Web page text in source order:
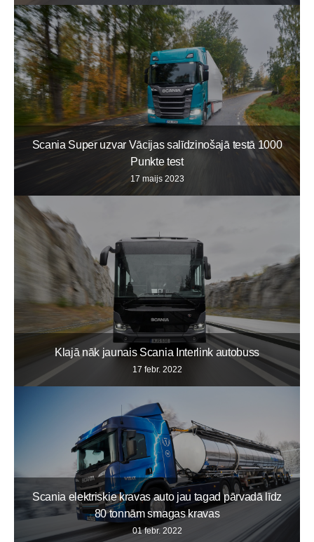
Scania Super uzvar Vācijas salīdzinošajā testā 1000
Punkte test
17 maijs 2023
Klajā nāk jaunais Scania Interlink autobuss
17 febr. 2022
Scania elektriskie kravas auto jau tagad pārvadā līdz
80 tonnām smagas kravas
01 febr. 2022